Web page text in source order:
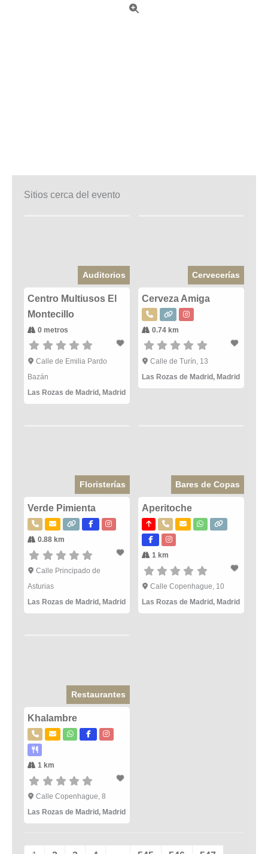
Sitios cerca del evento
Auditorios
Centro Multiusos El
Montecillo
0 metros
Calle de Emilia Pardo
Bazán
Las Rozas de Madrid, Madrid
Cervecerías
Cerveza Amiga
0.74 km
Calle de Turín, 13
Las Rozas de Madrid,Madrid
Floristerías
Verde Pimienta
0.88 km
Calle Principado de
Asturias
Las Rozas de Madrid , Madrid
Bares de Copas
Aperitoche
1 km
Calle Copenhague, 10
Las Rozas de Madrid , Madrid
Restaurantes
Khalambre
1 km
Calle Copenhague, 8
Las Rozas de Madrid , Madrid